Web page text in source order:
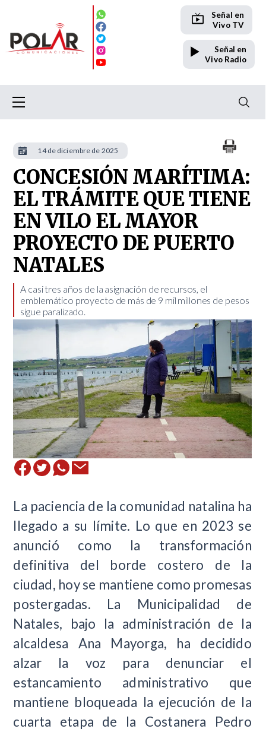
Señal en
Vivo TV
Señal en
Vivo Radio
CONCESIÓN MARÍTIMA:
EL TRÁMITE QUE TIENE
EN VILO EL MAYOR
PROYECTO DE PUERTO
NATALES
A casi tres años de la asignación de recursos, el
emblemático proyecto de más de 9 mil millones de pesos
sigue paralizado. ​
La paciencia de la comunidad natalina ha
llegado a su límite. Lo que en 2023 se
anunció como la transformación
definitiva del borde costero de la
ciudad, hoy se mantiene como promesas
postergadas. La Municipalidad de
Natales, bajo la administración de la
alcaldesa Ana Mayorga, ha decidido
alzar la voz para denunciar el
estancamiento administrativo que
mantiene bloqueada la ejecución de la
cuarta etapa de la Costanera Pedro
14 de diciembre de 2025